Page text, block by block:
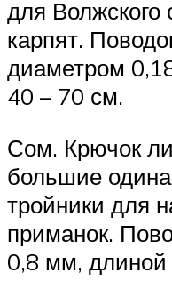
для
карпят.
диаметром
40 – 70 см.
Сом. Крючок
большие
тройники для
приманок.
0,8 мм,